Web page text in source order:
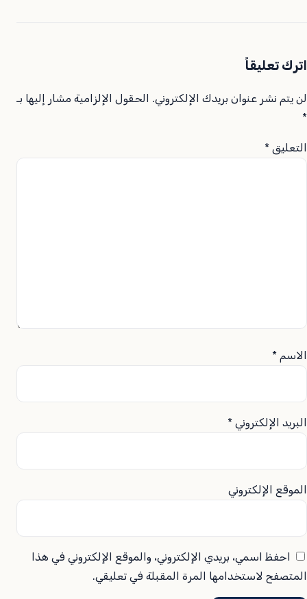
اترك تعليقاً
لن يتم نشر عنوان بريدك الإلكتروني.
الحقول الإلزامية مشار إليها بـ
*
التعليق *
الاسم *
البريد الإلكتروني *
الموقع الإلكتروني
احفظ اسمي، بريدي الإلكتروني، والموقع الإلكتروني في هذا
المتصفح لاستخدامها المرة المقبلة في تعليقي.